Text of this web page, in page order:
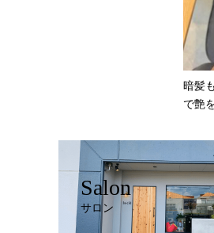
暗髪
で艶
Salon
サロン